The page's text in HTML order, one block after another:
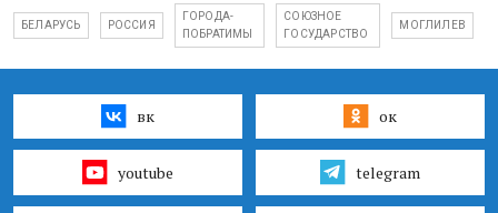
БЕЛАРУСЬ РОССИЯ
ГОРОДА-
ПОБРАТИМЫ
СОЮЗНОЕ
ГОСУДАРСТВО
МОГЛИЛЕВ
вк ок
youtube telegram